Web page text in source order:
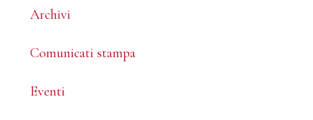
Archivi
Comunicati stampa
Eventi